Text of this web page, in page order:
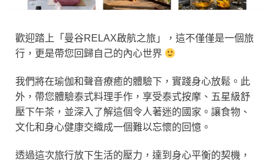
歡迎踏上「曼谷RELAX啟航之旅」， 這不僅僅是一個旅
行，更是帶您回歸自己的內心世界
我們將在瑜伽和聲音療癒的體驗下，實踐身心放鬆。此
外，帶您體驗泰式料理手作，享受泰式按摩、五星級舒
壓下午茶，並深入了解這個令人著迷的國家。讓食物、
文化和身心健康交織成一個難以忘懷的回憶。
透過這次旅行放下生活的壓力，達到身心平衡的契機，